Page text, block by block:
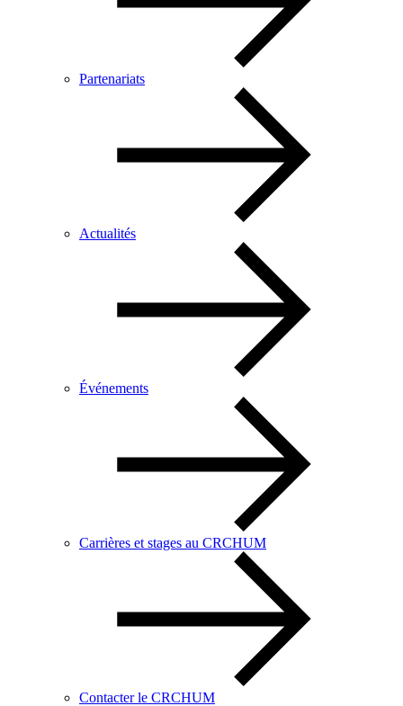
Partenariats
Actualités
Événements
Carrières et stages au CRCHUM
Contacter le CRCHUM